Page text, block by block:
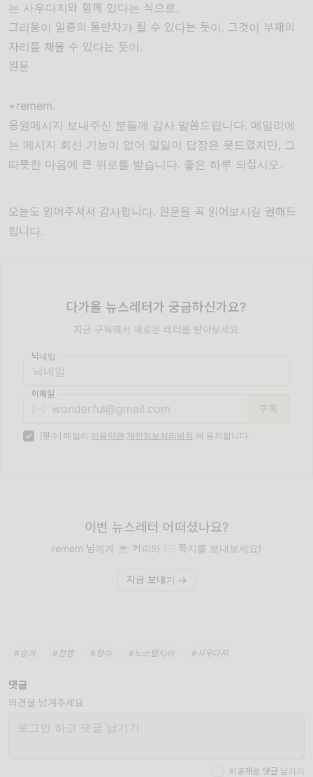
는 사우다지와 함께 있다는 식으로.
그리움이 일종의 동반자가 될 수 있다는 듯이. 그것이 부재의
자리를 채울 수 있다는 듯이.
원문
+remem.
응원메시지 보내주신 분들께 감사 말씀드립니다. 메일리에
는 메시지 회신 기능이 없어 일일이 답장은 못드렸지만, 그
따뜻한 마음에 큰 위로를 받습니다. 좋은 하루 되십시오.
오늘도 읽어주셔서 감사합니다. 원문을 꼭 읽어보시길 권해드
립니다.
다가올 뉴스레터가 궁금하신가요?
지금 구독해서 새로운 레터를 받아보세요
닉네임
이메일
✉️
[필수] 메일리 이용약관 개인정보처리방침 에 동의합니다.
이번 뉴스레터 어떠셨나요?
remem 님에게 ☕️ 커피와 ✉️ 쪽지를 보내보세요!
지금 보내기 →
#승려 #전쟁 #향수 #노스탤지어 #사우다지
댓글
의견을 남겨주세요
비공개로 댓글 남기기